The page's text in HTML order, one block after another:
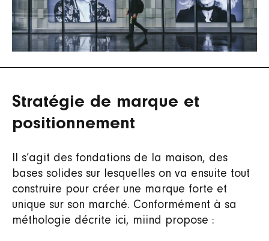
Stratégie de marque et
positionnement
Il s’agit des fondations de la maison, des
bases solides sur lesquelles on va ensuite tout
construire pour créer une marque forte et
unique sur son marché. Conformément à sa
méthologie décrite ici, miind propose :